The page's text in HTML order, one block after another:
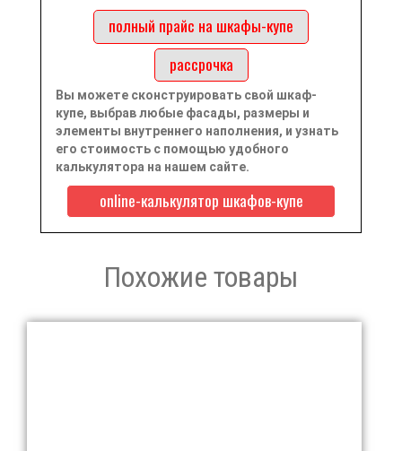
полный прайс на шкафы-купе
рассрочка
Вы можете сконструировать свой шкаф-
купе, выбрав любые фасады, размеры и
элементы внутреннего наполнения, и узнать
его стоимость с помощью удобного
калькулятора на нашем сайте.
online-калькулятор шкафов-купе
Похожие товары